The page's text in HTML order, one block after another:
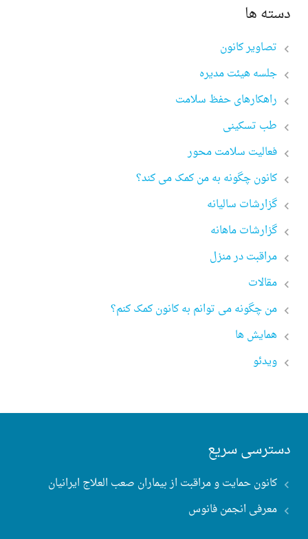
دسته ها
تصاویر کانون
جلسه هیئت مدیره
راهکارهای حفظ سلامت
طب تسکینی
فعالیت سلامت محور
کانون چگونه به من کمک می کند؟
گزارشات سالیانه
گزارشات ماهانه
مراقبت در منزل
مقالات
من چگونه می توانم به کانون کمک کنم؟
همایش ها
ویدئو
دسترسی سریع
کانون حمایت و مراقبت از بیماران صعب العلاج ایرانیان
معرفی انجمن فانوس